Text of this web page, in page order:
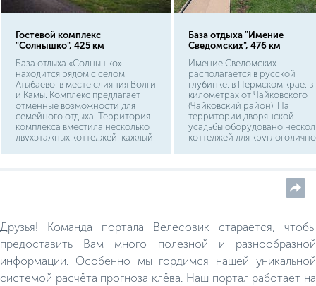
Гостевой комплекс
"Солнышко", 425 км
База отдыха «Солнышко»
находится рядом с селом
Атыбаево, в месте слияния Волги
и Камы. Комплекс предлагает
отменные возможности для
семейного отдыха. Территория
комплекса вместила несколько
двухэтажных коттеджей, каждый
База отдыха "Имение
Сведомских", 476 км
Имение Сведомских
располагается в русской
глубинке, в Пермском крае, в
километрах от Чайковского
(Чайковский район). На
территории дворянской
усадьбы оборудовано
коттеджей для
Друзья! Команда портала Велесовик старается, чтобы
предоставить Вам много полезной и разнообразной
информации. Особенно мы гордимся нашей уникальной
системой расчёта прогноза клёва. Наш портал работает на